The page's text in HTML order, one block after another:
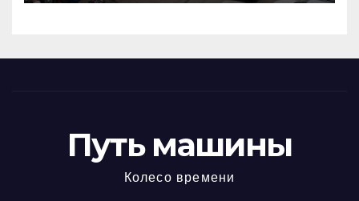
Путь машины
Колесо времени